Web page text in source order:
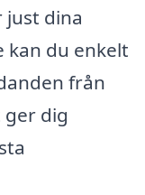
dina
kan du enkelt
från
ger dig